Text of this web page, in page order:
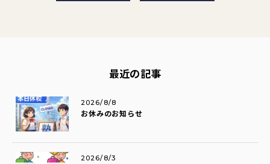
最近の記事
お休みのお知らせ
2026/8/8
2026/8/3